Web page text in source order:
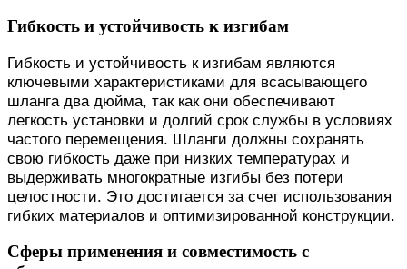
Гибкость и устойчивость к изгибам
Гибкость и устойчивость к изгибам являются
ключевыми характеристиками для всасывающего
шланга два дюйма, так как они обеспечивают
легкость установки и долгий срок службы в условиях
частого перемещения. Шланги должны сохранять
свою гибкость даже при низких температурах и
выдерживать многократные изгибы без потери
целостности. Это достигается за счет использования
гибких материалов и оптимизированной конструкции.
Сферы применения и совместимость с